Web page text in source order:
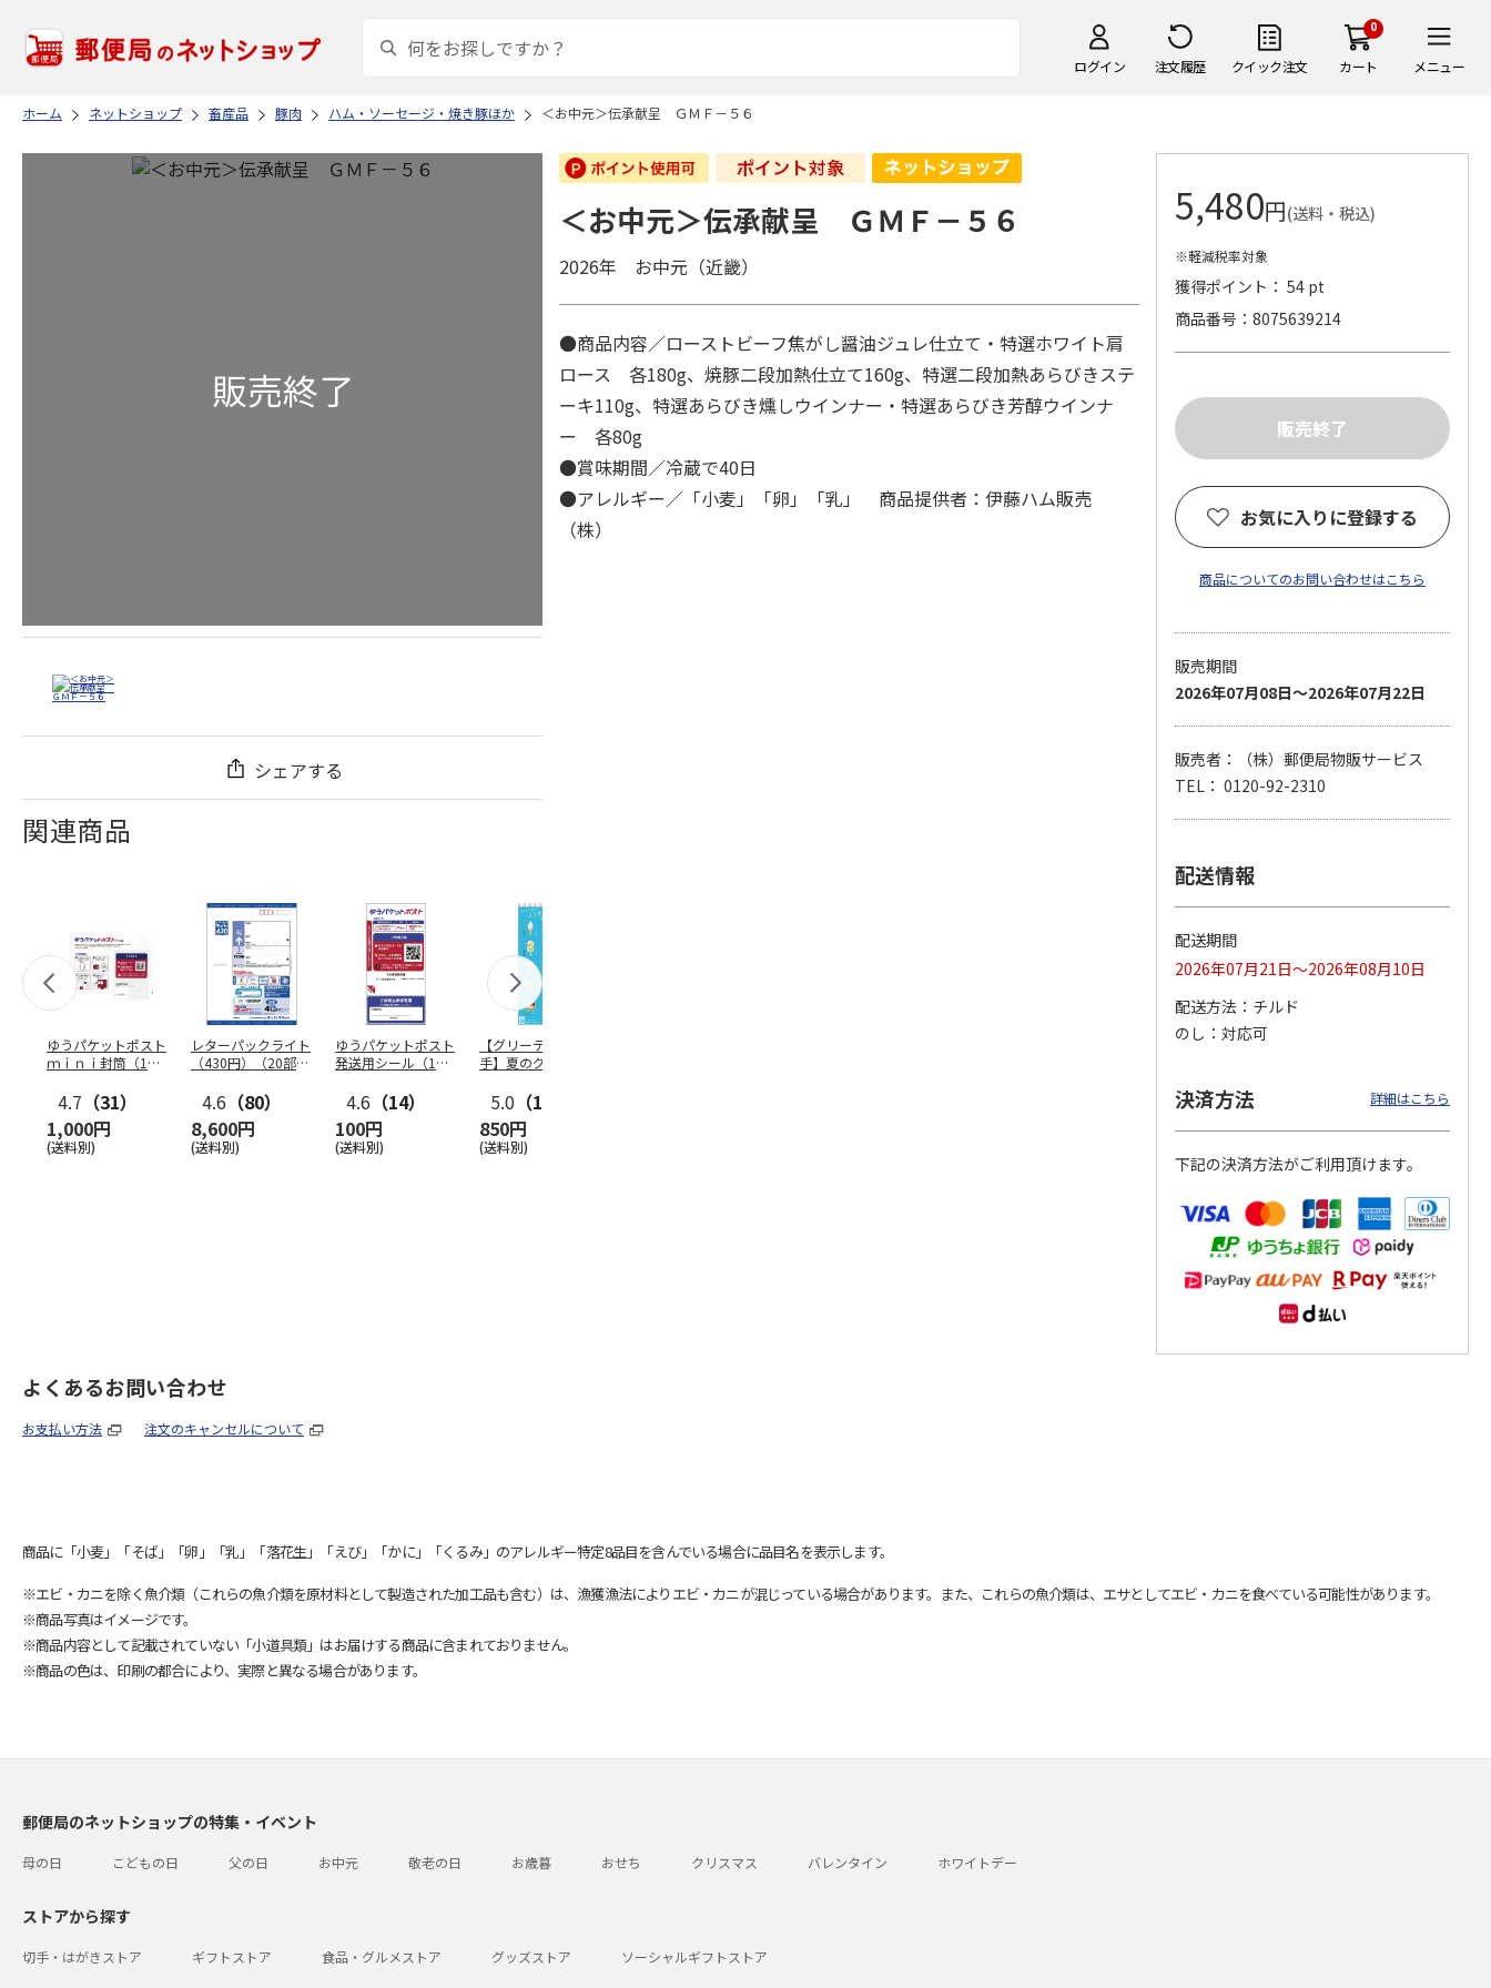
ログイン 注文履歴 クイック注文
0
カート メニュー
ホーム ネットショップ 畜産品 豚肉 ハム・ソーセージ・焼き豚ほか ＜お中元＞伝承献呈 ＧＭＦ－５６
シェアする
関連商品
ゆうパケットポスト
ｍｉｎｉ封筒（1個
4.7 （31）
1,000円
(送料別)
レターパックライト
（430円）（20部セ
4.6 （80）
8,600円
(送料別)
ゆうパケットポスト
発送用シール（1個
4.6 （14）
100円
(送料別)
【グリーティング切
手】夏のグリーティ
5.0 （10）
850円
(送料別)
【グリーティング切
円…
4.8（11）
5,500円
4.6（7）
11,000円
＜お中元＞伝承献呈 ＧＭＦ－５６
2026年 お中元（近畿）
●商品内容／ローストビーフ焦がし醤油ジュレ仕立て・特選ホワイト肩
ロース 各180g、焼豚二段加熱仕立て160g、特選二段加熱あらびきステ
ーキ110g、特選あらびき燻しウインナー・特選あらびき芳醇ウインナ
ー 各80g
●賞味期間／冷蔵で40日
●アレルギー／「小麦」「卵」「乳」 商品提供者：伊藤ハム販売
（株）
5,480円(送料・税込)
※軽減税率対象
獲得ポイント： 54 pt
商品番号
8075639214
お気に入りに登録する
商品についてのお問い合わせはこちら
販売期間
2026年07月08日～2026年07月22日
販売者：（株）郵便局物販サービス
TEL： 0120-92-2310
配送情報
配送期間
2026年07月21日～2026年08月10日
配送方法
チルド
のし
対応可
決済方法 詳細はこちら
下記の決済方法がご利用頂けます。
よくあるお問い合わせ
お支払い方法 注文のキャンセルについて
商品に「小麦」「そば」「卵」「乳」「落花生」「えび」「かに」「くるみ」のアレルギー特定8品目を含んでいる場合に品目名を表示します。
※エビ・カニを除く魚介類（これらの魚介類を原材料として製造された加工品も含む）は、漁獲漁法によりエビ・カニが混じっている場合があります。また、これらの魚介類は、エサとしてエビ・カニを食べている可能性があります。
※商品写真はイメージです。
※商品内容として記載されていない「小道具類」はお届けする商品に含まれておりません。
※商品の色は、印刷の都合により、実際と異なる場合があります。
郵便局のネットショップの特集・イベント
母の日 こどもの日 父の日 お中元 敬老の日 お歳暮 おせち クリスマス バレンタイン ホワイトデー
ストアから探す
切手・はがきストア ギフトストア 食品・グルメストア グッズストア ソーシャルギフトストア